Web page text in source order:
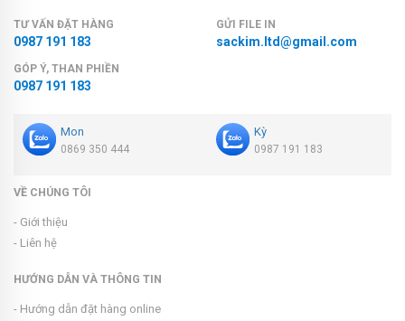
TƯ VẤN ĐẶT HÀNG
0987 191 183
GỬI FILE IN
sackim.ltd@gmail.com
GÓP Ý, THAN PHIỀN
0987 191 183
Mon
0869 350 444
Kỳ
0987 191 183
VỀ CHÚNG TÔI
- Giới thiệu
- Liên hệ
HƯỚNG DẪN VÀ THÔNG TIN
- Hướng dẫn đặt hàng online